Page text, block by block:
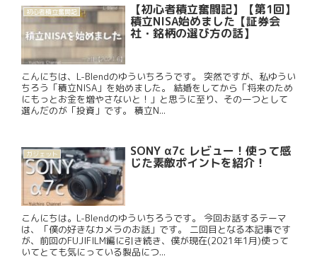
初心者積立奮闘記 【初心者積立奮闘記】【第1回】
積立NISA始めました【証券会
社・銘柄の選び方の話】
こんにちは、L-Blendのゆういちろうです。 突然ですが、私ゆうい
ちろう「積立NISA」を始めました。 結婚をしてから「将来のため
にもっとお金を増やさないと！」と思うに至り、その一つとして
選んだのが「投資」です。 積立N...
ガジェット SONY α7c レビュー！使って感
じた素敵ポイントを紹介！
こんにちは。L-Blendのゆういちろうです。 今回お話するテーマ
は、「僕の好きなカメラのお話」です。 二回目となる本記事です
が、前回のFUJIFILM編に引き続き、僕が現在(2021年1月)使って
いてとても気にっている製品につ...